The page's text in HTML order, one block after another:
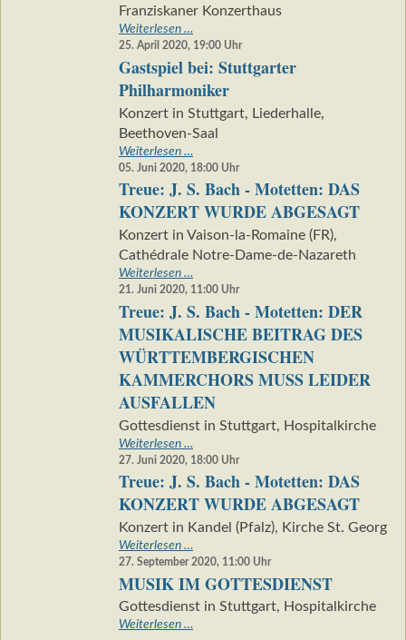
Franziskaner Konzerthaus
Weiterlesen …Gastspiel
bei:
Stuttgarter
Philharmoniker
25. April 2020, 19:00 Uhr
Gastspiel bei: Stuttgarter
Philharmoniker
Konzert in Stuttgart, Liederhalle,
Beethoven-Saal
Weiterlesen …
bei:
Stuttgarter
05. Juni 2020, 18:00 Uhr
Treue: J. S. Bach - Motetten: DAS
KONZERT WURDE ABGESAGT
Konzert in Vaison-la-Romaine (FR),
Cathédrale Notre-Dame-de-Nazareth
Weiterlesen …Treue:
J.
S.
-
Motetten:
DAS
WURDE
ABGESAGT
21. Juni 2020, 11:00 Uhr
Treue: J. S. Bach - Motetten: DER
MUSIKALISCHE BEITRAG DES
WÜRTTEMBERGISCHEN
KAMMERCHORS MUSS LEIDER
AUSFALLEN
Gottesdienst in Stuttgart, Hospitalkirche
Weiterlesen …
J.
S.
-
Motetten:
DER
MUSIKALISCHE
BEITRAG
WÜRTTEMBERGISCHEN
KAMMERCHORS
27. Juni 2020, 18:00 Uhr
Treue: J. S. Bach - Motetten: DAS
KONZERT WURDE ABGESAGT
Konzert in Kandel (Pfalz), Kirche St. Georg
Weiterlesen …Treue:
J.
S.
-
Motetten:
27. September 2020, 11:00 Uhr
MUSIK IM GOTTESDIENST
Gottesdienst in Stuttgart, Hospitalkirche
Weiterlesen …MUSIK